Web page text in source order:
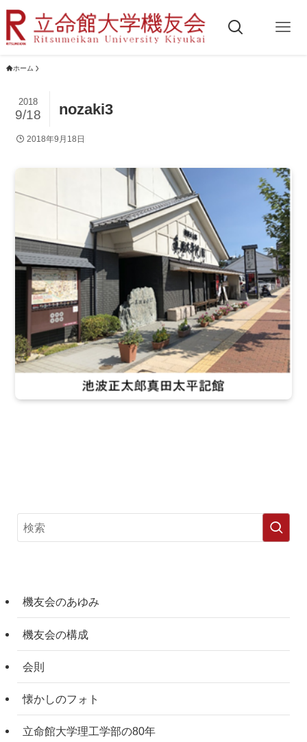
ホーム
nozaki3
2018
9/18
2018年9月18日
機友会のあゆみ
機友会の構成
会則
懐かしのフォト
立命館大学理工学部の80年